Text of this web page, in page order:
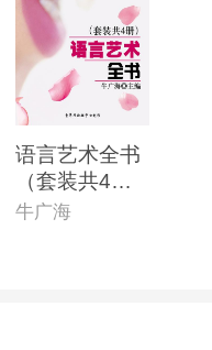
语言艺术全书
（套装共4
册）
牛广海